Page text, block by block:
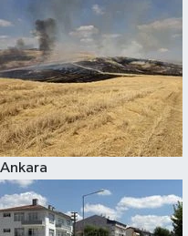
Ankara
Kültür Sanat
Sağlık
Siyaset
Teknoloji
Televizyon